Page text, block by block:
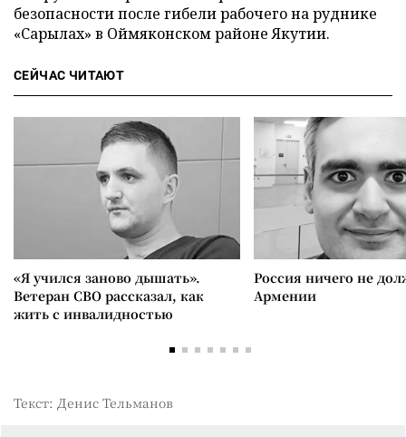
безопасности после гибели рабочего на руднике
«Сарылах» в Оймяконском районе Якутии.
СЕЙЧАС ЧИТАЮТ
«Я учился заново дышать».
Ветеран СВО рассказал, как
жить с инвалидностью
Россия ничего не
Армении
Текст: Денис Тельманов